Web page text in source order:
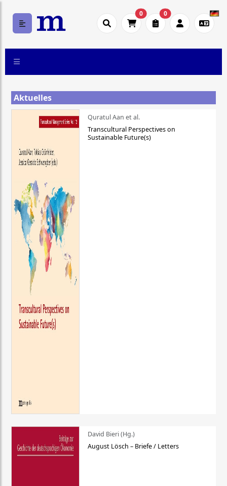
0 0
Aktuelles
Quratul Aan et al.
Transcultural Perspectives on
Sustainable Future(s)
David Bieri (Hg.)
August Lösch – Briefe / Letters